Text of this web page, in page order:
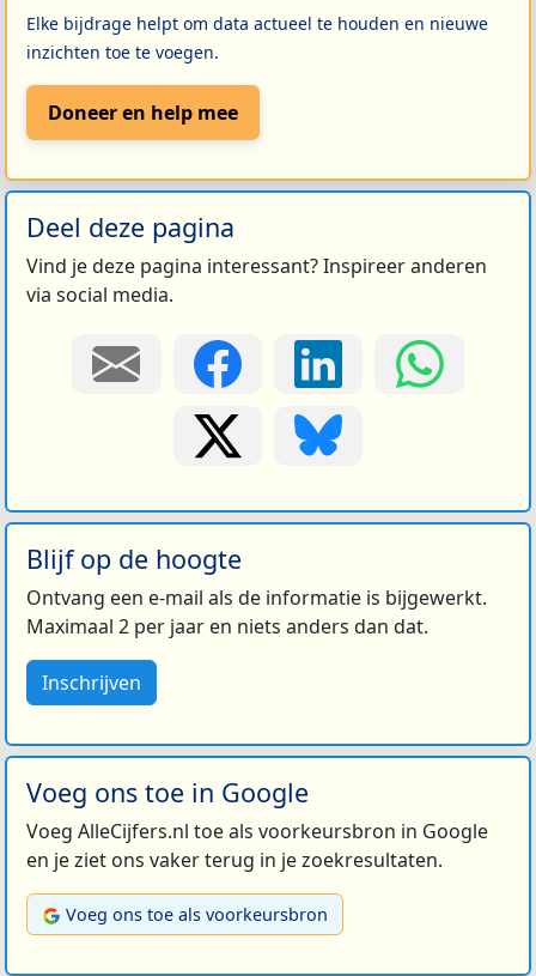
Elke bijdrage helpt om data actueel te houden en nieuwe
inzichten toe te voegen.
Doneer en help mee
Deel deze pagina
Vind je deze pagina interessant? Inspireer anderen
via social media.
Blijf op de hoogte
Ontvang een e-mail als de informatie is bijgewerkt.
Maximaal 2 per jaar en niets anders dan dat.
Inschrijven
Voeg ons toe in Google
Voeg AlleCijfers.nl toe als voorkeursbron in Google
en je ziet ons vaker terug in je zoekresultaten.
Voeg ons toe als voorkeursbron